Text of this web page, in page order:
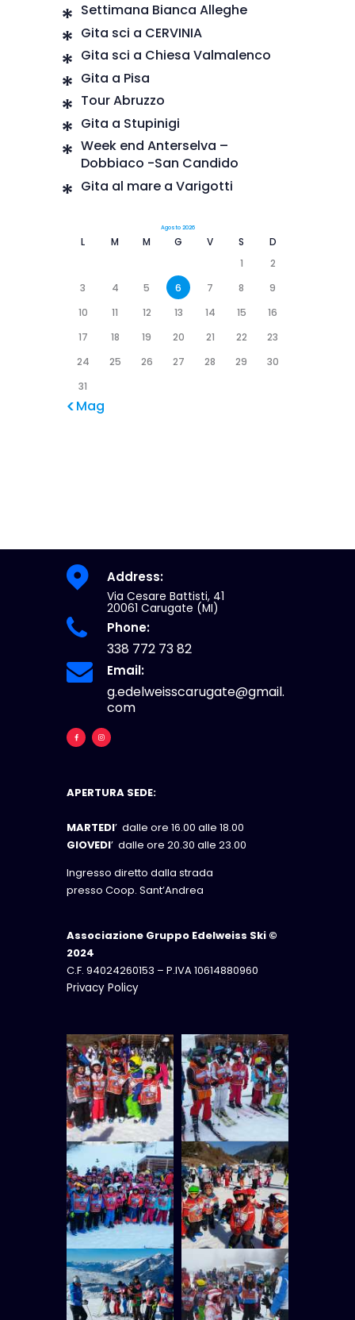
Settimana Bianca Alleghe
Gita sci a CERVINIA
Gita sci a Chiesa Valmalenco
Gita a Pisa
Tour Abruzzo
Gita a Stupinigi
Week end Anterselva –
Dobbiaco -San Candido
Gita al mare a Varigotti
Agosto 2026
L M M G V S
D
1
2
3
4 5 6 7 8
9
10
11 12 13 14 15
16
17
18 19 20 21 22
23
24
25 26 27 28 29
30
31
« Mag
Address:
Via Cesare Battisti, 41
20061 Carugate (MI)
Phone:
338 772 73 82
Email:
g.edelweisscarugate@gmail.
com
APERTURA SEDE:
MARTEDI’ dalle ore 16.00 alle 18.00
GIOVEDI’ dalle ore 20.30 alle 23.00
Ingresso diretto dalla strada
presso Coop. Sant’Andrea
Associazione Gruppo Edelweiss Ski ©
2024
C.F. 94024260153 – P.IVA 10614880960
Privacy Policy